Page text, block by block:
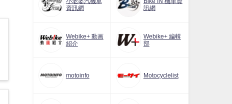
資訊網
訊網
Webike+ 動画
紹介
Webike+ 編輯
部
motoinfo Motocyclelist